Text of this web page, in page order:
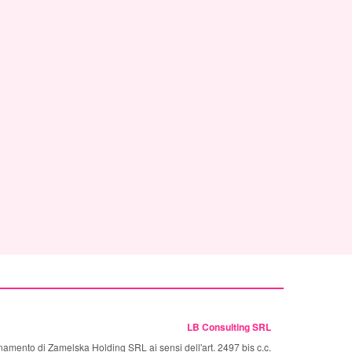
LB Consulting SRL
di Zamelska Holding SRL ai sensi dell'art. 2497 bis c.c.